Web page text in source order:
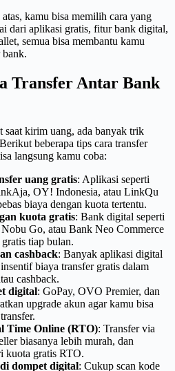
kamu bisa memilih cara yang
dari aplikasi gratis, fitur bank digital,
semua bisa membantu kamu
bank.
Transfer Antar Bank
kirim uang, ada banyak trik
beberapa tips cara transfer
langsung kamu coba:
uang gratis: Aplikasi seperti
OY! Indonesia, atau LinkQu
biaya dengan kuota tertentu.
kuota gratis: Bank digital seperti
Go, atau Bank Neo Commerce
tiap bulan.
cashback: Banyak aplikasi digital
biaya transfer gratis dalam
cashback.
digital: GoPay, OVO Premier, dan
upgrade akun agar kamu bisa
Time Online (RTO): Transfer via
biasanya lebih murah, dan
kuota gratis RTO.
dompet digital: Cukup scan kode